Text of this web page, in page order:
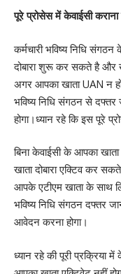
पूरे प्रोसेस में केवाईसी
कर्मचारी भविष्य निधि
दोबारा शुरू कर सकते है और
अगर आपका खाता UAN न
भविष्य निधि संगठन से दफ्तर
होगा।ध्यान रहे कि इस पूरे
बिना केवाईसी के आपका खाता
खाता दोबारा एक्टिव कर
आपके एटीएम खाता के साथ
भविष्य निधि संगठन दफ्तर
आवेदन करना होगा।
ध्यान रहे की पूरी प्रक्रिया